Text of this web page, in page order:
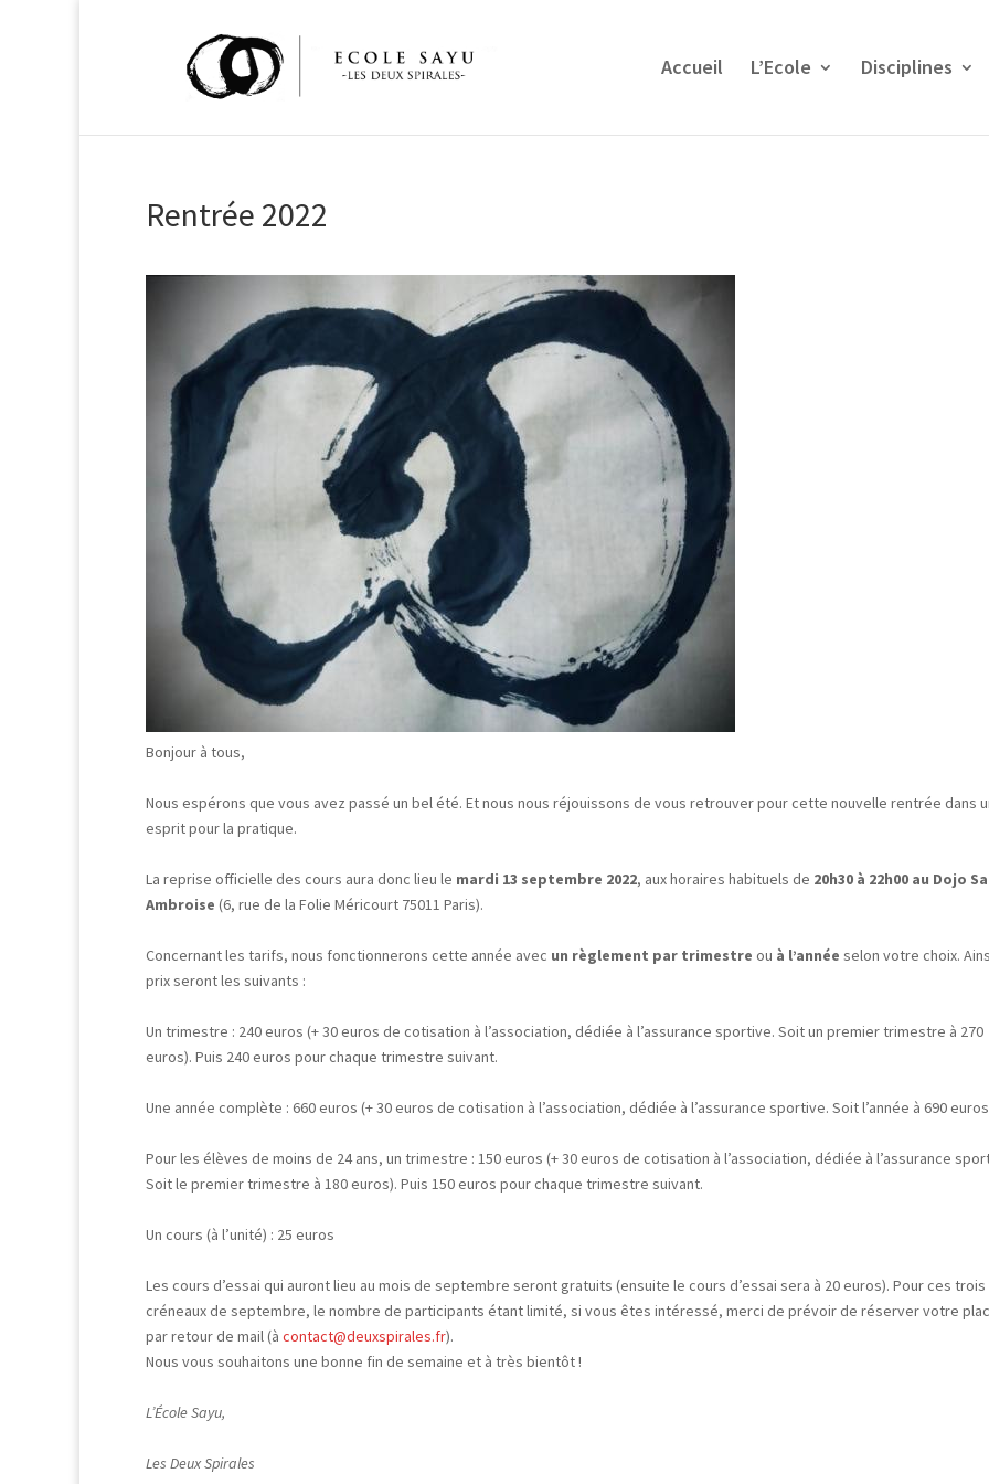
Accueil L’Ecole Disciplines
Rentrée 2022
Bonjour à tous,
Nous espérons que vous avez passé un bel été. Et nous nous réjouissons de vous retrouver pour cette nouvelle rentrée dans
esprit pour la pratique.
La reprise officielle des cours aura donc lieu le mardi 13 septembre 2022, aux horaires habituels de 20h30 à 22h00 au Dojo
Ambroise (6, rue de la Folie Méricourt 75011 Paris).
Concernant les tarifs, nous fonctionnerons cette année avec un règlement par trimestre ou à l’année selon votre choix.
prix seront les suivants :
Un trimestre : 240 euros (+ 30 euros de cotisation à l’association, dédiée à l’assurance sportive. Soit un premier trimestre à 270
euros). Puis 240 euros pour chaque trimestre suivant.
Une année complète : 660 euros (+ 30 euros de cotisation à l’association, dédiée à l’assurance sportive. Soit l’année à 690
Pour les élèves de moins de 24 ans, un trimestre : 150 euros (+ 30 euros de cotisation à l’association, dédiée à l’assurance
Soit le premier trimestre à 180 euros). Puis 150 euros pour chaque trimestre suivant.
Un cours (à l’unité) : 25 euros
Les cours d’essai qui auront lieu au mois de septembre seront gratuits (ensuite le cours d’essai sera à 20 euros). Pour ces trois
créneaux de septembre, le nombre de participants étant limité, si vous êtes intéressé, merci de prévoir de réserver votre
par retour de mail (à contact@deuxspirales.fr).
Nous vous souhaitons une bonne fin de semaine et à très bientôt !
L’École Sayu,
Les Deux Spirales